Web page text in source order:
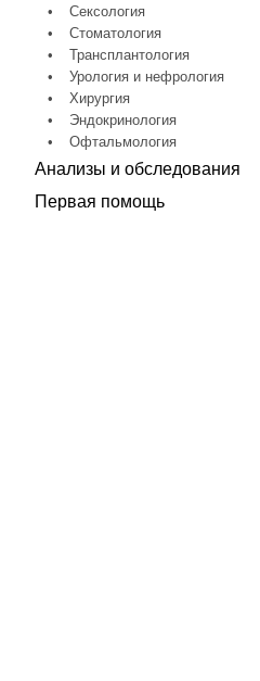
•
Сексология
•
Стоматология
•
Трансплантология
•
Урология и нефрология
•
Хирургия
•
Эндокринология
•
Офтальмология
Анализы и обследования
Первая помощь